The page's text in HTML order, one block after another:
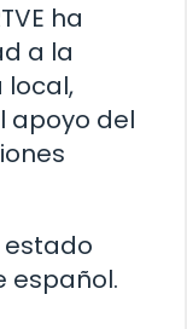
ha
a la
local,
apoyo del
estado
español.